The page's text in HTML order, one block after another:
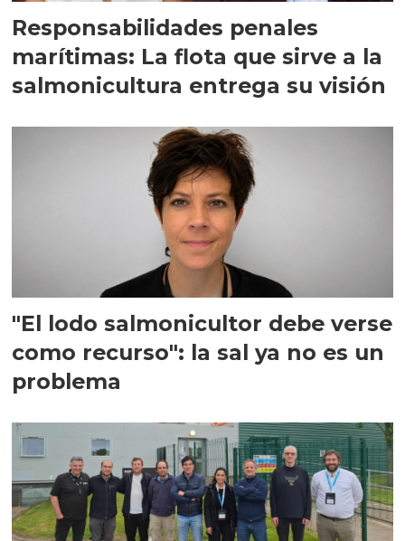
Responsabilidades penales
marítimas: La flota que sirve a la
salmonicultura entrega su visión
"El lodo salmonicultor debe verse
como recurso": la sal ya no es un
problema